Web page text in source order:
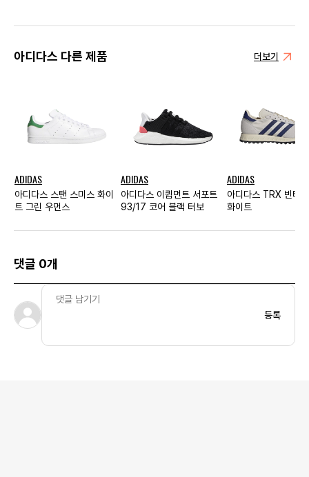
아디다스 다른 제품 더보기
ADIDAS
아디다스 스탠 스미스 화이
트 그린 우먼스
ADIDAS
아디다스 이큅먼트 서포트
93/17 코어 블랙 터보
ADIDAS
아디다스 TRX 빈티
화이트
댓글 0개
등록